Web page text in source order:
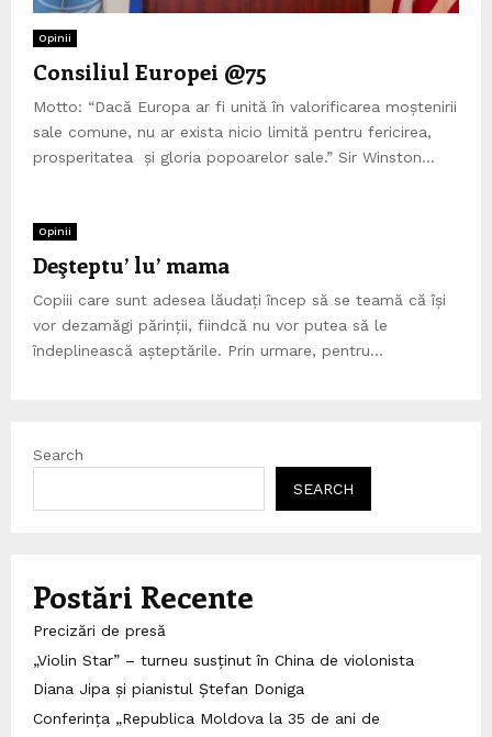
Opinii
Consiliul Europei @75
Motto: “Dacă Europa ar fi unită în valorificarea moștenirii
sale comune, nu ar exista nicio limită pentru fericirea,
prosperitatea și gloria popoarelor sale.” Sir Winston...
Opinii
Deşteptu’ lu’ mama
Copiii care sunt adesea lăudați încep să se teamă că își
vor dezamăgi părinții, fiindcă nu vor putea să le
îndeplinească așteptările. Prin urmare, pentru...
Search
SEARCH
Postări Recente
Precizări de presă
„Violin Star” – turneu susținut în China de violonista
Diana Jipa și pianistul Ștefan Doniga
Conferința „Republica Moldova la 35 de ani de